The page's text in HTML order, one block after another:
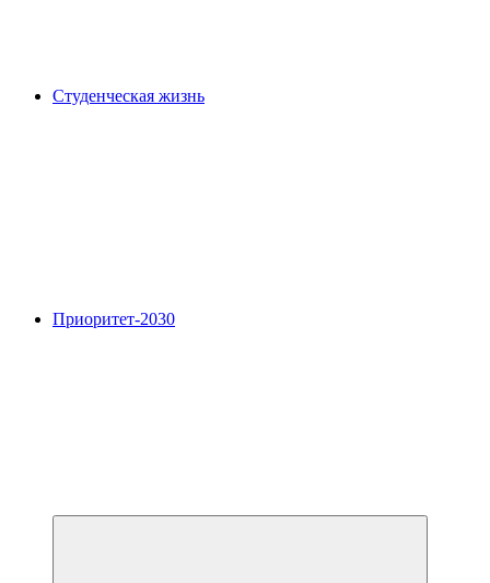
Студенческая жизнь
Приоритет-2030